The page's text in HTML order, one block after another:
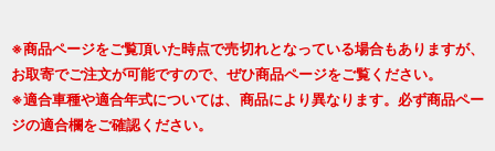
※商品ページをご覧頂いた時点で売切れとなっている場合もありますが、
お取寄でご注文が可能ですので、ぜひ商品ページをご覧ください。
※適合車種や適合年式については、商品により異なります。必ず商品ペー
ジの適合欄をご確認ください。